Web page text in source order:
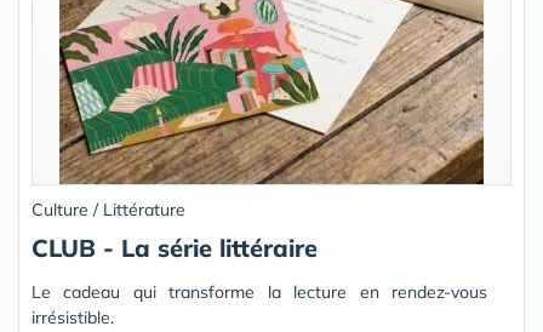
Culture / Littérature
CLUB - La série littéraire
Le cadeau qui transforme la lecture en rendez-vous
irrésistible.